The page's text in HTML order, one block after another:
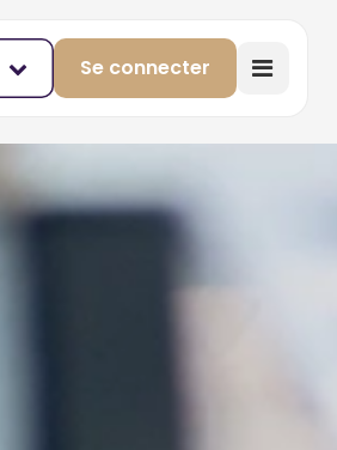
Se connecter